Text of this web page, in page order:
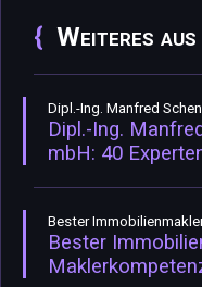
Weiteres aus
Dipl.-Ing. Manfred
Dipl.-Ing.
mbH: 40
Bester
Bester